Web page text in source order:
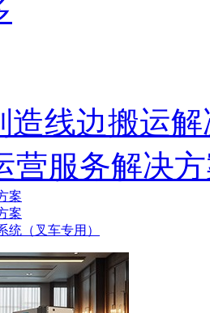
造线边搬运
营服务解决
案
案
统（叉车专用）